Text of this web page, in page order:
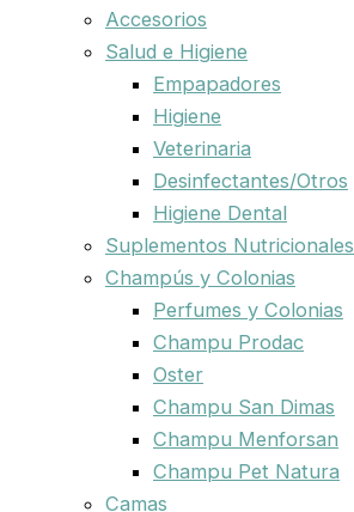
Accesorios
Salud e Higiene
Empapadores
Higiene
Veterinaria
Desinfectantes/Otros
Higiene Dental
Suplementos Nutricionales
Champús y Colonias
Perfumes y Colonias
Champu Prodac
Oster
Champu San Dimas
Champu Menforsan
Champu Pet Natura
Camas